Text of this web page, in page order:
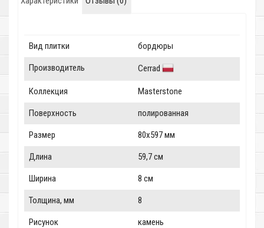
Вид плитки бордюры
Производитель Cerrad
Коллекция Masterstone
Поверхность полированная
Размер 80x597 мм
Длина 59,7 см
Ширина 8 см
Толщина, мм 8
Рисунок камень